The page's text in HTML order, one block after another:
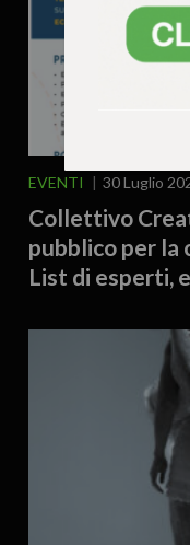
EVENTI 30 Luglio
Collettivo
pubblico per la
List di esperti,